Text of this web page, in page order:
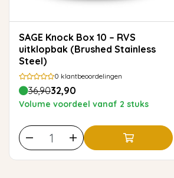
SAGE Knock Box 10 – RVS
uitklopbak (Brushed Stainless
Steel)
0 klantbeoordelingen
36,9032,90
Volume voordeel vanaf 2 stuks